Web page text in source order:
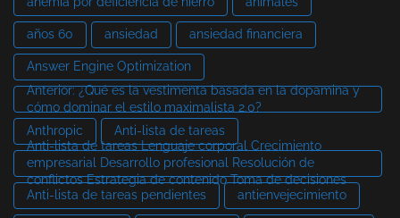
años 60 ansiedad ansiedad financiera
Answer Engine Optimization
Anterior: ¿Qué es la vestimenta basada en la dopamina y
cómo dominar el estilo maximalista 2.0?
Anthropic
Anti-lista de tareas
Anti-lista de tareas Lenguaje corporal Crecimiento
empresarial Desarrollo profesional Resolución de
conflictos Estrategia de contenido Toma de decisiones
Anti-lista de tareas pendientes
antienvejecimiento